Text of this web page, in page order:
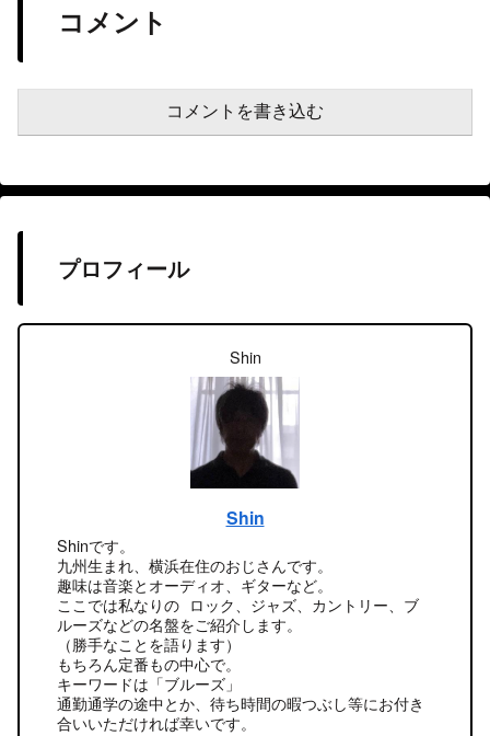
コメント
コメントを書き込む
プロフィール
Shin
Shin
Shinです。
九州生まれ、横浜在住のおじさんです。
趣味は音楽とオーディオ、ギターなど。
ここでは私なりの ロック、ジャズ、カントリー、ブ
ルーズなどの名盤をご紹介します。
（勝手なことを語ります）
もちろん定番もの中心で。
キーワードは「ブルーズ」
通勤通学の途中とか、待ち時間の暇つぶし等にお付き
合いいただければ幸いです。